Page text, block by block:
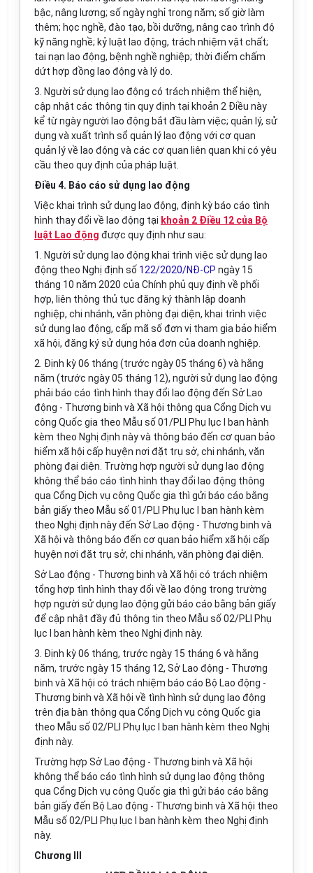
bậc, nâng lương; số ngày nghỉ trong năm; số giờ làm
thêm; học nghề, đào tạo, bồi dưỡng, nâng cao trình độ
kỹ năng nghề; kỷ luật lao động, trách nhiệm vật chất;
tai nạn lao động, bệnh nghề nghiệp; thời điểm chấm
dứt hợp đồng lao động và lý do.
3. Người sử dụng lao động có trách nhiệm thể hiện,
cập nhật các thông tin quy định tại khoản 2 Điều này
kể từ ngày người lao động bắt đầu làm việc; quản lý, sử
dụng và xuất trình sổ quản lý lao động với cơ quan
quản lý về lao động và các cơ quan liên quan khi có yêu
cầu theo quy định của pháp luật.
Điều 4. Báo cáo sử dụng lao động
Việc khai trình sử dụng lao động, định kỳ báo cáo tình
hình thay đổi về lao động tại khoản 2 Điều 12 của Bộ
luật Lao động được quy định như sau:
1. Người sử dụng lao động khai trình việc sử dụng lao
động theo Nghị định số 122/2020/NĐ-CP ngày 15
tháng 10 năm 2020 của Chính phủ quy định về phối
hợp, liên thông thủ tục đăng ký thành lập doanh
nghiệp, chi nhánh, văn phòng đại diện, khai trình việc
sử dụng lao động, cấp mã số đơn vị tham gia bảo hiểm
xã hội, đăng ký sử dụng hóa đơn của doanh nghiệp.
2. Định kỳ 06 tháng (trước ngày 05 tháng 6) và hằng
năm (trước ngày 05 tháng 12), người sử dụng lao động
phải báo cáo tình hình thay đổi lao động đến Sở Lao
động - Thương binh và Xã hội thông qua Cổng Dịch vụ
công Quốc gia theo Mẫu số 01/PLI Phụ lục I ban hành
kèm theo Nghị định này và thông báo đến cơ quan bảo
hiểm xã hội cấp huyện nơi đặt trụ sở, chi nhánh, văn
phòng đại diện. Trường hợp người sử dụng lao động
không thể báo cáo tình hình thay đổi lao động thông
qua Cổng Dịch vụ công Quốc gia thì gửi báo cáo bằng
bản giấy theo Mẫu số 01/PLI Phụ lục I ban hành kèm
theo Nghị định này đến Sở Lao động - Thương binh và
Xã hội và thông báo đến cơ quan bảo hiểm xã hội cấp
huyện nơi đặt trụ sở, chi nhánh, văn phòng đại diện.
Sở Lao động - Thương binh và Xã hội có trách nhiệm
tổng hợp tình hình thay đổi về lao động trong trường
hợp người sử dụng lao động gửi báo cáo bằng bản giấy
để cập nhật đầy đủ thông tin theo Mẫu số 02/PLI Phụ
lục I ban hành kèm theo Nghị định này.
3. Định kỳ 06 tháng, trước ngày 15 tháng 6 và hằng
năm, trước ngày 15 tháng 12, Sở Lao động - Thương
binh và Xã hội có trách nhiệm báo cáo Bộ Lao động -
Thương binh và Xã hội về tình hình sử dụng lao động
trên địa bàn thông qua Cổng Dịch vụ công Quốc gia
theo Mẫu số 02/PLI Phụ lục I ban hành kèm theo Nghị
định này.
Trường hợp Sở Lao động - Thương binh và Xã hội
không thể báo cáo tình hình sử dụng lao động thông
qua Cổng Dịch vụ công Quốc gia thì gửi báo cáo bằng
bản giấy đến Bộ Lao động - Thương binh và Xã hội theo
Mẫu số 02/PLI Phụ lục I ban hành kèm theo Nghị định
này.
Chương III